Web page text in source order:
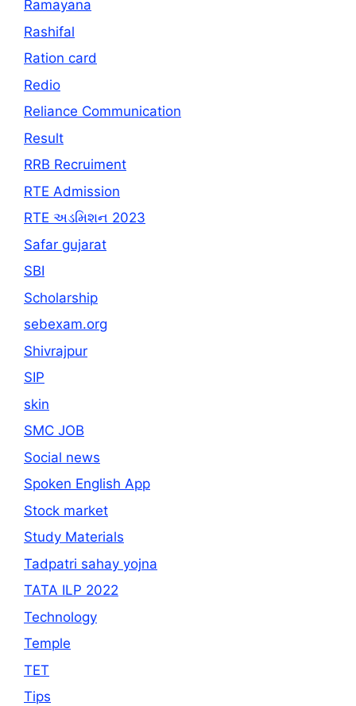
Ramayana
Rashifal
Ration card
Redio
Reliance Communication
Result
RRB Recruiment
RTE Admission
RTE અડમિશન 2023
Safar gujarat
SBI
Scholarship
sebexam.org
Shivrajpur
SIP
skin
SMC JOB
Social news
Spoken English App
Stock market
Study Materials
Tadpatri sahay yojna
TATA ILP 2022
Technology
Temple
TET
Tips